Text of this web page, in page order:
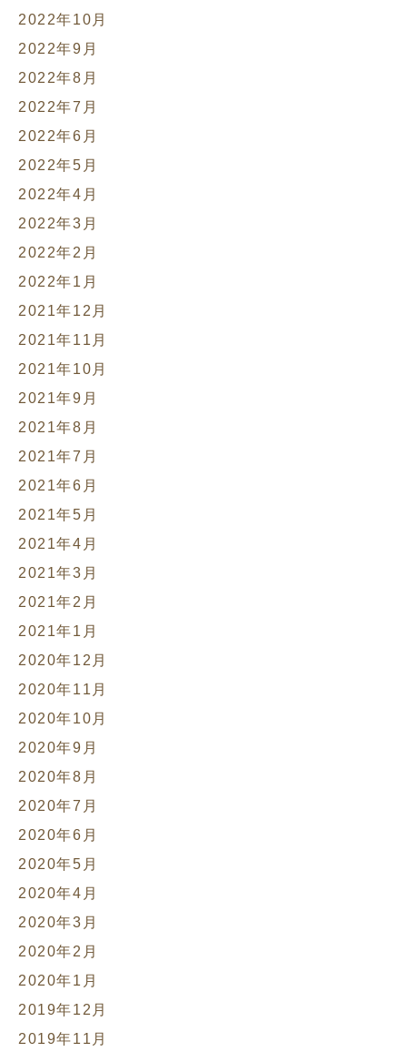
2022年10月
2022年9月
2022年8月
2022年7月
2022年6月
2022年5月
2022年4月
2022年3月
2022年2月
2022年1月
2021年12月
2021年11月
2021年10月
2021年9月
2021年8月
2021年7月
2021年6月
2021年5月
2021年4月
2021年3月
2021年2月
2021年1月
2020年12月
2020年11月
2020年10月
2020年9月
2020年8月
2020年7月
2020年6月
2020年5月
2020年4月
2020年3月
2020年2月
2020年1月
2019年12月
2019年11月